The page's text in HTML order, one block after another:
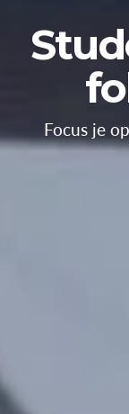
Focus je